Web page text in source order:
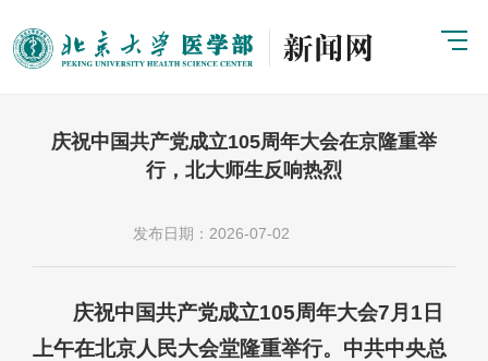
庆祝中国共产党成立105周年大会在京隆重举
行，北大师生反响热烈
发布日期：2026-07-02
庆祝中国共产党成立105周年大会7月1日
上午在北京人民大会堂隆重举行。中共中央总